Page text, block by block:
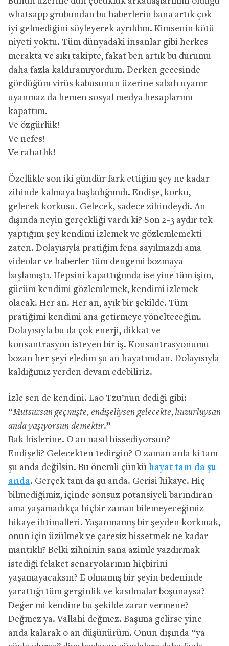
whatsapp grubundan bu haberlerin bana artık çok
iyi gelmediğini söyleyerek ayrıldım. Kimsenin kötü
niyeti yoktu. Tüm dünyadaki insanlar gibi herkes
merakta ve sıkı takipte, fakat ben artık bu durumu
daha fazla kaldıramıyordum. Derken gecesinde
gördüğüm virüs kabusunun üzerine sabah uyanır
uyanmaz da hemen sosyal medya hesaplarımı
kapattım.
Ve özgürlük!
Ve nefes!
Ve rahatlık!
Özellikle son iki gündür fark ettiğim şey ne kadar
zihinde kalmaya başladığımdı. Endişe, korku,
gelecek korkusu. Gelecek, sadece zihindeydi. An
dışında neyin gerçekliği vardı ki? Son 2-3 aydır tek
yaptığım şey kendimi izlemek ve gözlemlemekti
zaten. Dolayısıyla pratiğim fena sayılmazdı ama
videolar ve haberler tüm dengemi bozmaya
başlamıştı. Hepsini kapattığımda ise yine tüm işim,
gücüm kendimi gözlemlemek, kendimi izlemek
olacak. Her an. Her an, ayık bir şekilde. Tüm
pratiğimi kendimi ana getirmeye yönelteceğim.
Dolayısıyla bu da çok enerji, dikkat ve
konsantrasyon isteyen bir iş. Konsantrasyonumu
bozan her şeyi eledim şu an hayatımdan. Dolayısıyla
kaldığımız yerden devam edebiliriz.
İzle sen de kendini. Lao Tzu’nun dediği gibi:
“Mutsuzsan geçmişte, endişeliysen gelecekte, huzurluysan
anda yaşıyorsun demektir.”
Bak hislerine. O an nasıl hissediyorsun?
Endişeli? Gelecekten tedirgin? O zaman anla ki tam
şu anda değilsin. Bu önemli çünkü hayat tam da şu
anda. Gerçek tam da şu anda. Gerisi hikaye. Hiç
bilmediğimiz, içinde sonsuz potansiyeli barındıran
ama yaşamadıkça hiçbir zaman bilemeyeceğimiz
hikaye ihtimalleri. Yaşanmamış bir şeyden korkmak,
onun için üzülmek ve çaresiz hissetmek ne kadar
mantıklı? Belki zihninin sana azimle yazdırmak
istediği felaket senaryolarının hiçbirini
yaşamayacaksın? E olmamış bir şeyin bedeninde
yarattığı tüm gerginlik ve kasılmalar boşunaysa?
Değer mi kendine bu şekilde zarar vermene?
Değmez ya. Vallahi değmez. Başıma gelirse yine
anda kalarak o an düşünürüm. Onun dışında “ya